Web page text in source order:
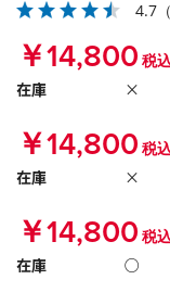
￥14,800 税
在庫
×
￥14,800 税
在庫
×
￥14,800 税
在庫
○
4.7